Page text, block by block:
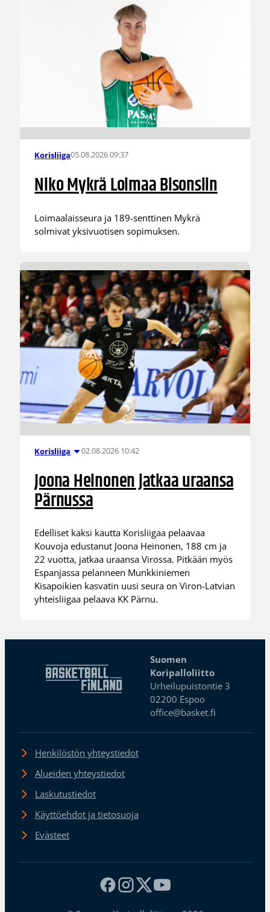
Korisliiga05.08.2026 09:37
Niko Mykrä Loimaa Bisonsiin
Loimaalaisseura ja 189-senttinen Mykrä
solmivat yksivuotisen sopimuksen.
Korisliiga 02.08.2026 10:42
Joona Heinonen jatkaa uraansa
Pärnussa
Edelliset kaksi kautta Korisliigaa pelaavaa
Kouvoja edustanut Joona Heinonen, 188 cm ja
22 vuotta, jatkaa uraansa Virossa. Pitkään myös
Espanjassa pelanneen Munkkiniemen
Kisapoikien kasvatin uusi seura on Viron-Latvian
yhteisliigaa pelaava KK Pärnu.
Suomen
Koripalloliitto
Urheilupuistontie 3
02200 Espoo
office@basket.fi
Henkilöstön yhteystiedot
Alueiden yhteystiedot
Laskutustiedot
Käyttöehdot ja tietosuoja
Evästeet